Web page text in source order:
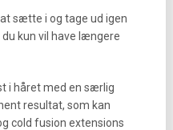
sætte i og tage ud igen
kun vil have længere
i håret med en særlig
resultat, som kan
cold fusion extensions